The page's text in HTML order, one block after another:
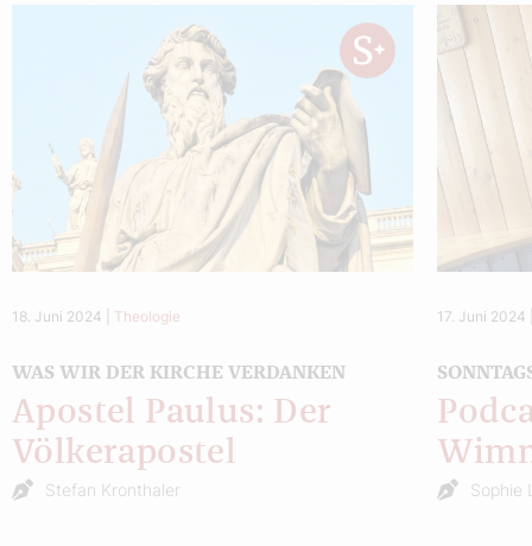
18. Juni 2024 Theologie
WAS WIR DER KIRCHE VERDANKEN
Apostel Paulus: Der
Völkerapostel
Stefan Kronthaler
17. Juni 2024
Sophie